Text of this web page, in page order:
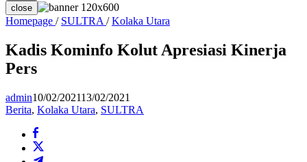
close
Homepage / SULTRA / Kolaka Utara
Kolut
Apresiasi
Kadis Kominfo Kolut Apresiasi Kinerja
Pers
admin10/02/202113/02/2021
Berita, Kolaka Utara, SULTRA